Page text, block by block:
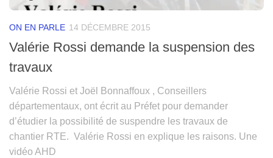
ON EN PARLE 14 DÉCEMBRE 2015
Valérie Rossi demande la suspension des
travaux
Valérie Rossi et Joël Bonnaffoux , Conseillers
départementaux, ont écrit au Préfet pour demander
d’étudier la possibilité de suspendre les travaux de
chantier RTE. Valérie Rossi en explique les raisons. Une
vidéo AHD